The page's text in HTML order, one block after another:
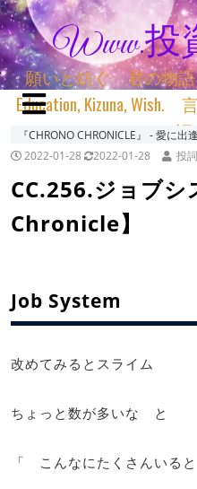
Www.投
願いと紡ぐ 君の物語
Education, Kizuna,
る 詞
『CHRONO CHRONICLE』 ‐ 愛に
2022-01-28
2022-01-28 投
CC.256.ジョブ
Chronicle】
Job System
改めてみるとスライム
ちょっと数が多いな と
「 こんなにたくさんいると